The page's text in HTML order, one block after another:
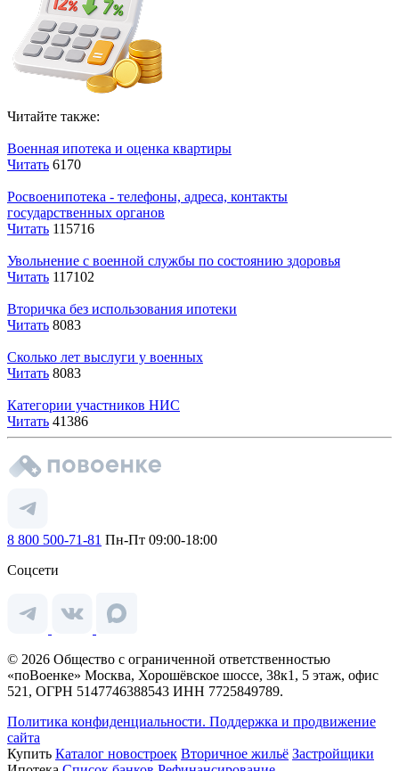
Читайте также:
Военная ипотека и оценка квартиры
Читать 6170
Росвоенипотека - телефоны, адреса, контакты
государственных органов
Читать 115716
Увольнение с военной службы по состоянию здоровья
Читать 117102
Вторичка без использования ипотеки
Читать 8083
Сколько лет выслуги у военных
Читать 8083
Категории участников НИС
Читать 41386
8 800 500-71-81 Пн-Пт 09:00-18:00
Соцсети
© 2026 Общество с ограниченной ответственностью
«поВоенке» Москва, Хорошёвское шоссе, 38к1, 5 этаж, офис
521, ОГРН 5147746388543 ИНН 7725849789.
Политика конфиденциальности. Поддержка и продвижение
сайта
Купить Каталог новостроек Вторичное жильё Застройщики